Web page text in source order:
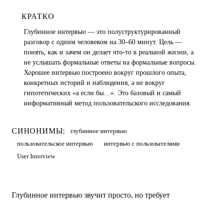
КРАТКО
Глубинное интервью — это полуструктурированный
разговор с одним человеком на 30–60 минут. Цель —
понять, как и зачем он делает что-то в реальной жизни, а
не услышать формальные ответы на формальные вопросы.
Хорошее интервью построено вокруг прошлого опыта,
конкретных историй и наблюдения, а не вокруг
гипотетических «а если бы…». Это базовый и самый
информативный метод пользовательского исследования.
СИНОНИМЫ:
глубинное интервью
пользовательское интервью
интервью с пользователями
User Interview
Глубинное интервью звучит просто, но требует